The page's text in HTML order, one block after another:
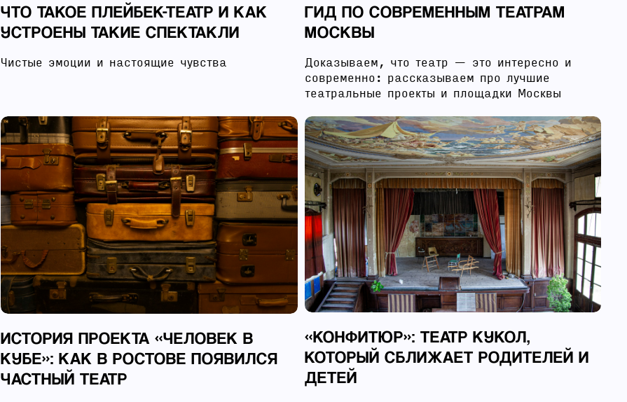
ЧТО ТАКОЕ ПЛЕЙБЕК-ТЕАТР И КАК
УСТРОЕНЫ ТАКИЕ СПЕКТАКЛИ
Чистые эмоции и настоящие чувства
ГИД ПО СОВРЕМЕННЫМ ТЕАТРАМ
МОСКВЫ
Доказываем, что театр — это интересно и
современно: рассказываем про лучшие
театральные проекты и площадки Москвы
ИСТОРИЯ ПРОЕКТА «ЧЕЛОВЕК В
КУБЕ»: КАК В РОСТОВЕ ПОЯВИЛСЯ
ЧАСТНЫЙ ТЕАТР
«КОНФИТЮР»: ТЕАТР КУКОЛ,
КОТОРЫЙ СБЛИЖАЕТ РОДИТЕЛЕЙ И
ДЕТЕЙ